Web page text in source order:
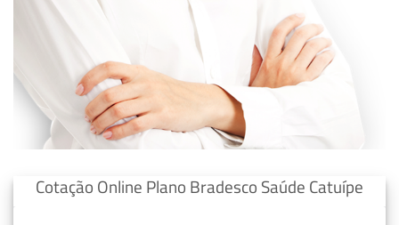
Cotação Online Plano Bradesco Saúde Catuípe